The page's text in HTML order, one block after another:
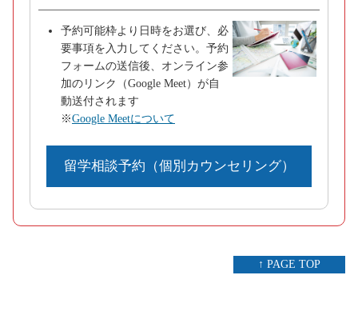
予約可能枠より日時をお選び、必
要事項を入力してください。予約
フォームの送信後、オンライン参
加のリンク（Google Meet）が自
動送付されます
※Google Meetについて
留学相談予約（個別カウンセリング）
↑ PAGE TOP